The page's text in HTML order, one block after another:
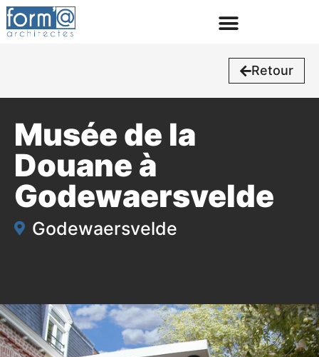
Musée de la
Douane à
Godewaersvelde
Godewaersvelde
Retour